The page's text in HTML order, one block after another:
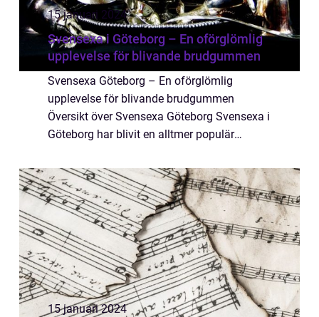
15 januari 2024
Svensexa i Göteborg – En oförglömlig
upplevelse för blivande brudgummen
Svensexa Göteborg – En oförglömlig
upplevelse för blivande brudgummen
Översikt över Svensexa Göteborg Svensexa i
Göteborg har blivit en alltmer populär
deras vänner. Det är en stund att fira och
hedra den b...
15 januari 2024